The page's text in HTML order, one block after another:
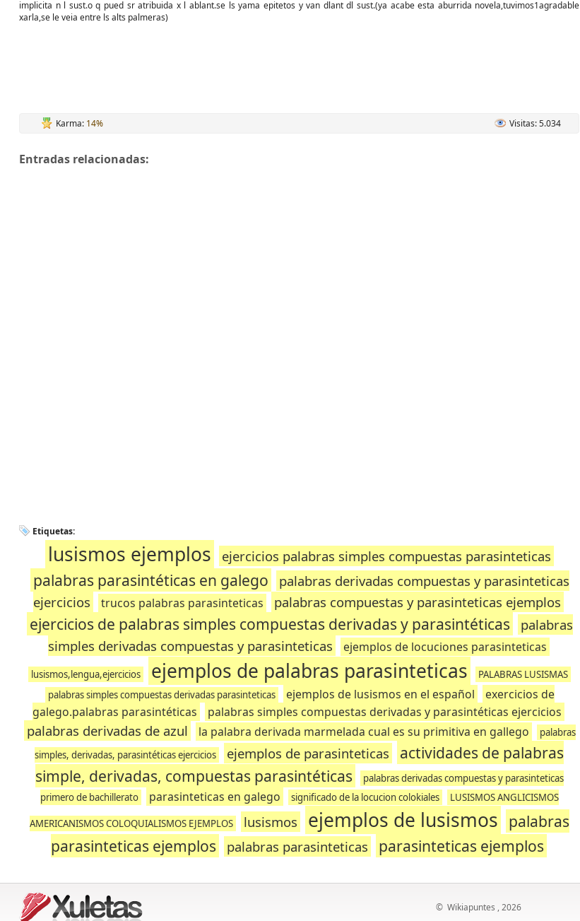
implicita n l sust.o q pued sr atribuida x l ablant.se ls yama epitetos y van dlant dl sust.(ya acabe esta aburrida novela,tuvimos1agradable
xarla,se le veia entre ls alts palmeras)
Karma: 14% Visitas: 5.034
Entradas relacionadas:
Etiquetas:
lusismos ejemplos ejercicios palabras simples compuestas parasinteticas
palabras parasintéticas en galego
palabras derivadas compuestas y parasinteticas
ejercicios
trucos palabras parasinteticas palabras compuestas y parasinteticas ejemplos
ejercicios de palabras simples compuestas derivadas y parasintéticas
palabras
simples derivadas compuestas y parasinteticas
ejemplos de locuciones parasinteticas
lusismos,lengua,ejercicios ejemplos de palabras parasinteticas
PALABRAS LUSISMAS
palabras simples compuestas derivadas parasinteticas
ejemplos de lusismos en el español
exercicios de
galego.palabras parasintéticas
palabras simples compuestas derivadas y parasintéticas ejercicios
palabras derivadas de azul la palabra derivada marmelada cual es su primitiva en gallego
palabras
simples, derivadas, parasintéticas ejercicios
ejemplos de parasinteticas
actividades de palabras
simple, derivadas, compuestas parasintéticas
palabras derivadas compuestas y parasinteticas
primero de bachillerato
parasinteticas en galego significado de la locucion colokiales LUSISMOS ANGLICISMOS
AMERICANISMOS COLOQUIALISMOS EJEMPLOS lusismos ejemplos de lusismos palabras
parasinteticas ejemplos
palabras parasinteticas parasinteticas ejemplos
© Wikiapuntes , 2026